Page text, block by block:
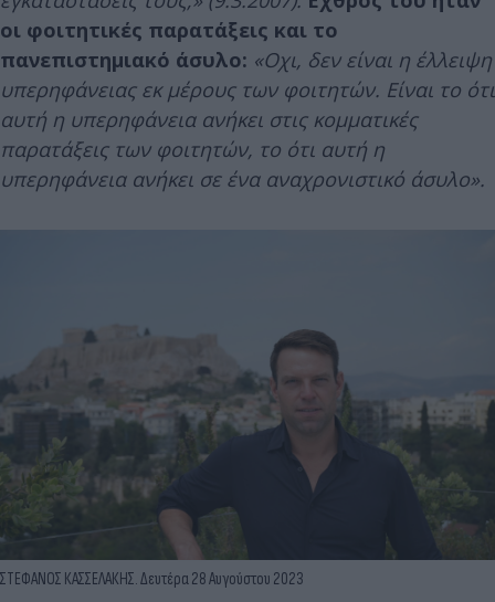
οι φοιτητικές παρατάξεις και το
πανεπιστημιακό άσυλο: «Οχι, δεν είναι η έλλειψη
υπερηφάνειας εκ μέρους των φοιτητών. Είναι το ότι
αυτή η υπερηφάνεια ανήκει στις κομματικές
παρατάξεις των φοιτητών, το ότι αυτή η
υπερηφάνεια ανήκει σε ένα αναχρονιστικό άσυλο».
ΣΤΕΦΑΝΟΣ ΚΑΣΣΕΛΑΚΗΣ. Δευτέρα 28 Αυγούστου 2023